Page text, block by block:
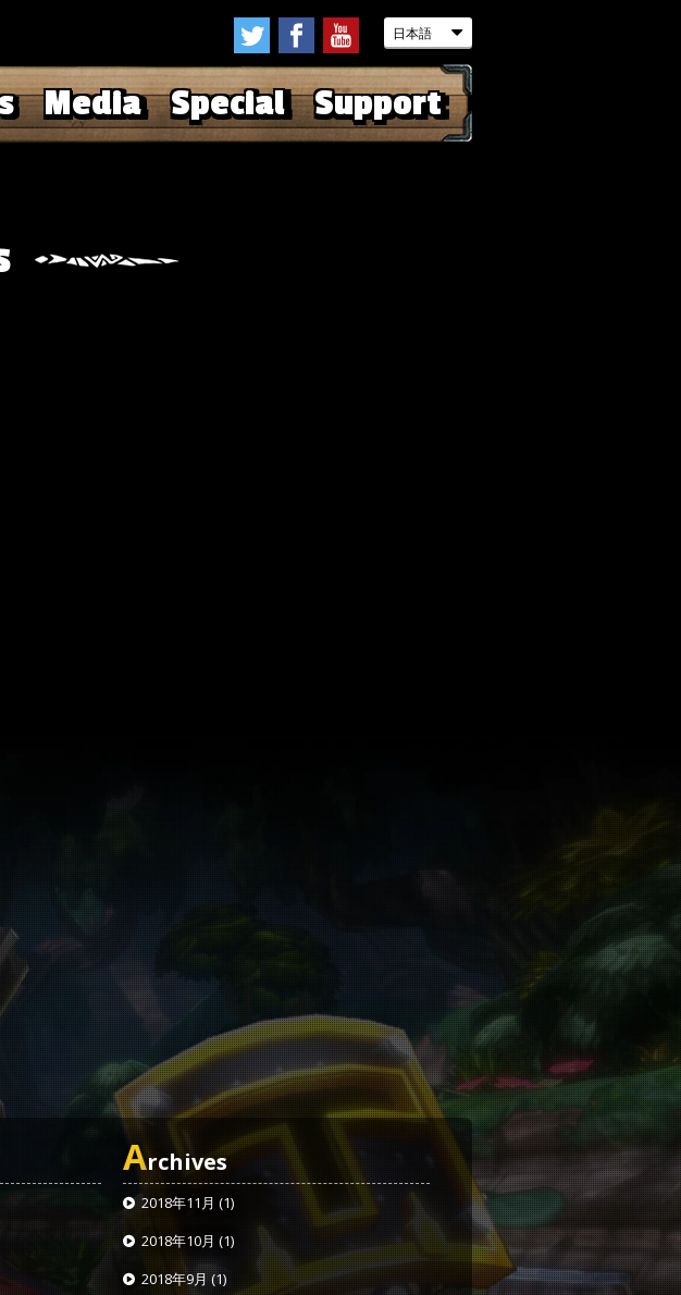
Media Special Support
Archives
2018年11月 (1)
2018年10月 (1)
2018年9月(1)